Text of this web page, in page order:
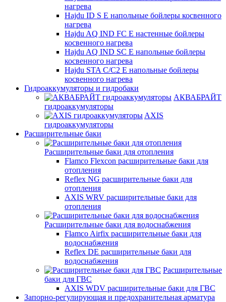
нагрева
Hajdu ID S E напольные бойлеры косвенного
нагрева
Hajdu AQ IND FC E настенные бойлеры
косвенного нагрева
Hajdu AQ IND SC E напольные бойлеры
косвенного нагрева
Hajdu STA C/C2 E напольные бойлеры
косвенного нагрева
Гидроаккумуляторы и гидробаки
АКВАБРАЙТ
гидроаккумуляторы
AXIS
гидроаккумуляторы
Расширительные баки
Расширительные баки для отопления
Flamco Flexcon расширительные баки для
отопления
Reflex NG расширительные баки для
отопления
AXIS WRV расширительные баки для
отопления
Расширительные баки для водоснабжения
Flamco Airfix расширительные баки для
водоснабжения
Reflex DЕ расширительные баки для
водоснабжения
Расширительные
баки для ГВС
AXIS WDV расширительные баки для ГВС
Запорно-регулирующая и предохранительная арматура